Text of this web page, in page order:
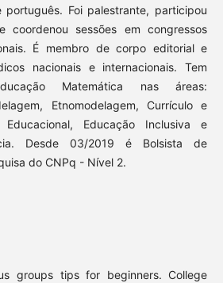
português. Foi palestrante, participou
coordenou sessões em congressos
É membro de corpo editorial e
nacionais e internacionais. Tem
Matemática nas áreas:
Etnomodelagem, Currículo e
Educacional, Educação Inclusiva e
Desde 03/2019 é Bolsista de
do CNPq - Nível 2.
groups tips for beginners. College